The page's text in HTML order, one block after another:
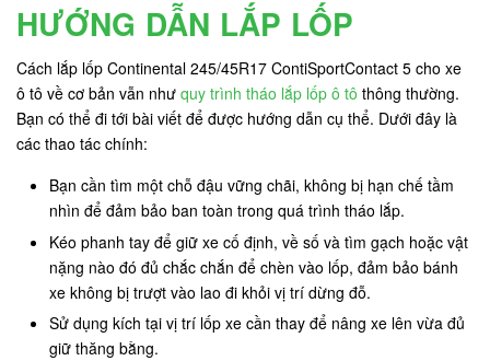
HƯỚNG DẪN LẮP LỐP
Cách lắp lốp Continental 245/45R17 ContiSportContact 5 cho xe
ô tô về cơ bản vẫn như quy trình tháo lắp lốp ô tô thông thường.
Bạn có thể đi tới bài viết để được hướng dẫn cụ thể. Dưới đây là
các thao tác chính:
Bạn cần tìm một chỗ đậu vững chãi, không bị hạn chế tầm
nhìn để đảm bảo ban toàn trong quá trình tháo lắp.
Kéo phanh tay để giữ xe cố định, về số và tìm gạch hoặc vật
nặng nào đó đủ chắc chắn để chèn vào lốp, đảm bảo bánh
xe không bị trượt vào lao đi khỏi vị trí dừng đỗ.
Sử dụng kích tại vị trí lốp xe cần thay để nâng xe lên vừa đủ
giữ thăng bằng.